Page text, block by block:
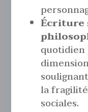
Écriture
la
sociales.